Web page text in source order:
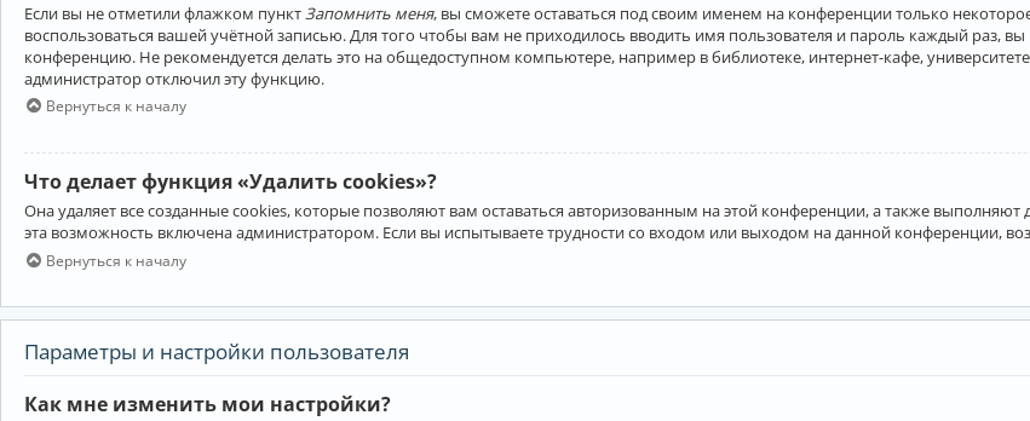
Если вы не отметили флажком пункт Запомнить меня, вы сможете оставаться под своим именем на конференции только
воспользоваться вашей учётной записью. Для того чтобы вам не приходилось вводить имя пользователя и пароль каждый раз,
конференцию. Не рекомендуется делать это на общедоступном компьютере, например в библиотеке, интернет-кафе, университете
администратор отключил эту функцию.
Вернуться к началу
Что делает функция «Удалить cookies»?
Она удаляет все созданные cookies, которые позволяют вам оставаться авторизованным на этой конференции, а также
эта возможность включена администратором. Если вы испытываете трудности со входом или выходом на данной конференции,
Вернуться к началу
Параметры и настройки пользователя
Как мне изменить мои настройки?